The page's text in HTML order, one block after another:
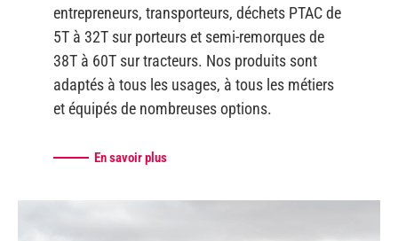
entrepreneurs, transporteurs, déchets PTAC de
5T à 32T sur porteurs et semi-remorques de
38T à 60T sur tracteurs. Nos produits sont
adaptés à tous les usages, à tous les métiers
et équipés de nombreuses options.
En savoir plus